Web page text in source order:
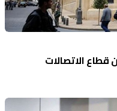
الاتصالات